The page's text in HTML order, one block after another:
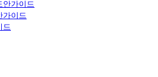
안가이드
가이드
드